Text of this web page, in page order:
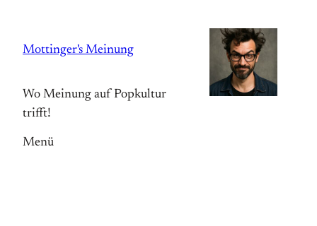
springen
Mottinger's Meinung
Wo Meinung auf Popkultur
trifft!
Menü